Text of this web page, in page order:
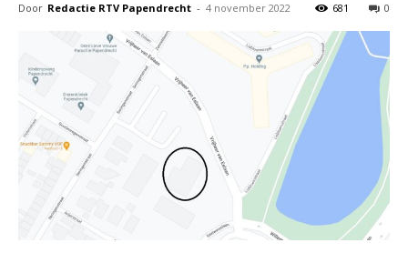
Door Redactie RTV Papendrecht - 4 november 2022 0
681